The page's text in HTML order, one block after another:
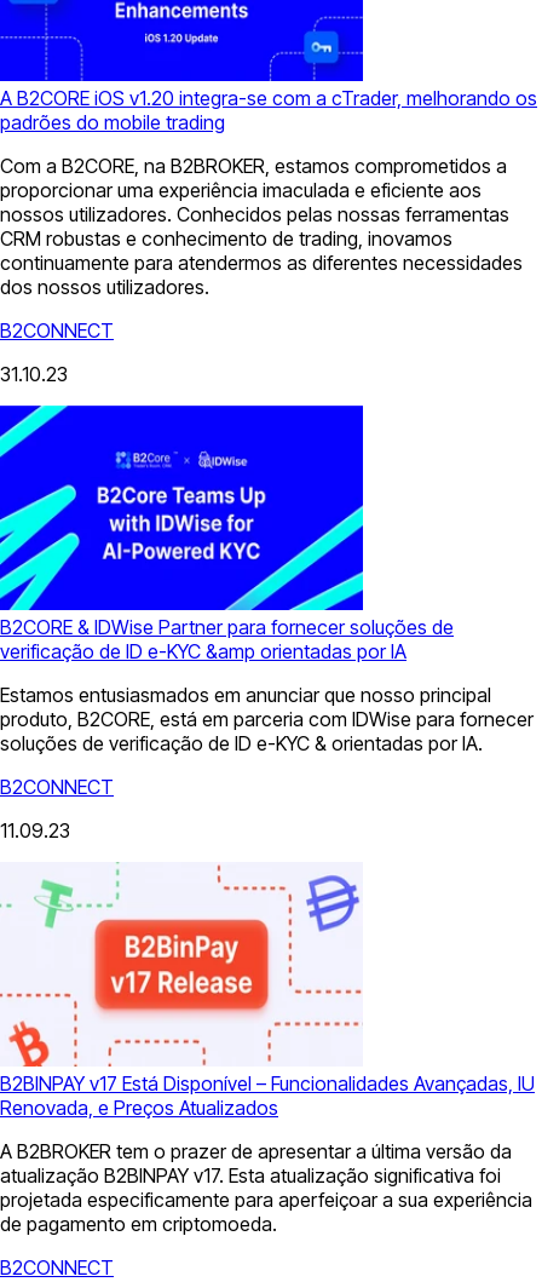
A B2CORE iOS v1.20 integra-se com a cTrader, melhorando os
padrões do mobile trading
Com a B2CORE, na B2BROKER, estamos comprometidos a
proporcionar uma experiência imaculada e eficiente aos
nossos utilizadores. Conhecidos pelas nossas ferramentas
CRM robustas e conhecimento de trading, inovamos
continuamente para atendermos as diferentes necessidades
dos nossos utilizadores.
B2CONNECT
31.10.23
B2CORE & IDWise Partner para fornecer soluções de
verificação de ID e-KYC &amp orientadas por IA
Estamos entusiasmados em anunciar que nosso principal
produto, B2CORE, está em parceria com IDWise para fornecer
soluções de verificação de ID e-KYC & orientadas por IA.
B2CONNECT
11.09.23
B2BINPAY v17 Está Disponível – Funcionalidades Avançadas, IU
Renovada, e Preços Atualizados
A B2BROKER tem o prazer de apresentar a última versão da
atualização B2BINPAY v17. Esta atualização significativa foi
projetada especificamente para aperfeiçoar a sua experiência
de pagamento em criptomoeda.
B2CONNECT